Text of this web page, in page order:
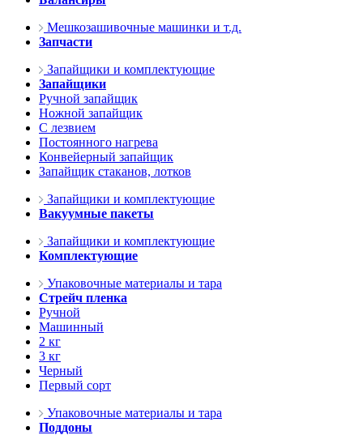
Мешкозашивочные машинки и т.д.
Запчасти
Запайщики и комплектующие
Запайщики
Ручной запайщик
Ножной запайщик
С лезвием
Постоянного нагрева
Конвейерный запайщик
Запайщик стаканов, лотков
Запайщики и комплектующие
Вакуумные пакеты
Запайщики и комплектующие
Комплектующие
Упаковочные материалы и тара
Стрейч пленка
Ручной
Машинный
2 кг
3 кг
Черный
Первый сорт
Упаковочные материалы и тара
Поддоны